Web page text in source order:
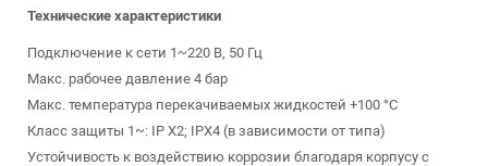
Технические характеристики
Подключение к сети 1~220 В, 50 Гц
Макс. рабочее давление 4 бар
Макс. температура перекачиваемых жидкостей +100 °C
Класс защиты 1~: IP X2; IPX4 (в зависимости от типа)
Устойчивость к воздействию коррозии благодаря корпусу с